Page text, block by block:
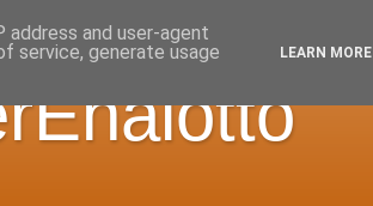
and user-agent
service, generate usage
LEARN MORE